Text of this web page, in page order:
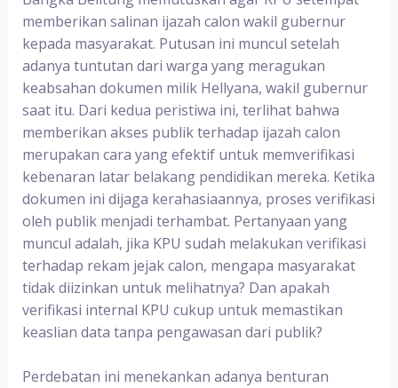
memberikan salinan ijazah calon wakil gubernur
kepada masyarakat. Putusan ini muncul setelah
adanya tuntutan dari warga yang meragukan
keabsahan dokumen milik Hellyana, wakil gubernur
saat itu. Dari kedua peristiwa ini, terlihat bahwa
memberikan akses publik terhadap ijazah calon
merupakan cara yang efektif untuk memverifikasi
kebenaran latar belakang pendidikan mereka. Ketika
dokumen ini dijaga kerahasiaannya, proses verifikasi
oleh publik menjadi terhambat. Pertanyaan yang
muncul adalah, jika KPU sudah melakukan verifikasi
terhadap rekam jejak calon, mengapa masyarakat
tidak diizinkan untuk melihatnya? Dan apakah
verifikasi internal KPU cukup untuk memastikan
keaslian data tanpa pengawasan dari publik?
Perdebatan ini menekankan adanya benturan